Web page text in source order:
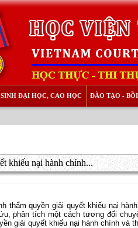
ĐẠI HỌC, CAO HỌC ĐÀO TẠO -
khiếu nại hành chính...
thẩm quyền giải quyết khiếu nại
phân tích một cách tương đối
giải quyết khiếu nại hành chính và